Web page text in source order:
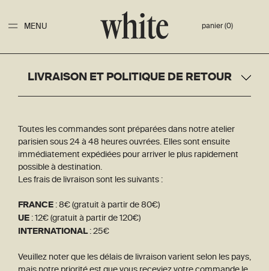
MENU panier (0)
LIVRAISON ET POLITIQUE DE RETOUR
Livraison et politique de retour
Politique de confidentialité
Toutes les commandes sont préparées dans notre atelier
parisien sous 24 à 48 heures ouvrées. Elles sont ensuite
immédiatement expédiées pour arriver le plus rapidement
possible à destination.
Les frais de livraison sont les suivants :
FRANCE : 8€ (gratuit à partir de 80€)
UE : 12€ (gratuit à partir de 120€)
INTERNATIONAL: 25€
Veuillez noter que les délais de livraison varient selon les pays,